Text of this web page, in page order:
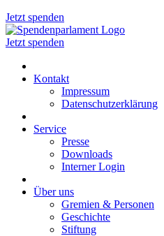
Jetzt spenden
Jetzt spenden
Kontakt
Impressum
Datenschutzerklärung
Service
Presse
Downloads
Interner Login
Über uns
Gremien & Personen
Geschichte
Stiftung